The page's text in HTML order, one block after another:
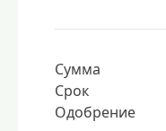
Сумма
Срок
Одобрение